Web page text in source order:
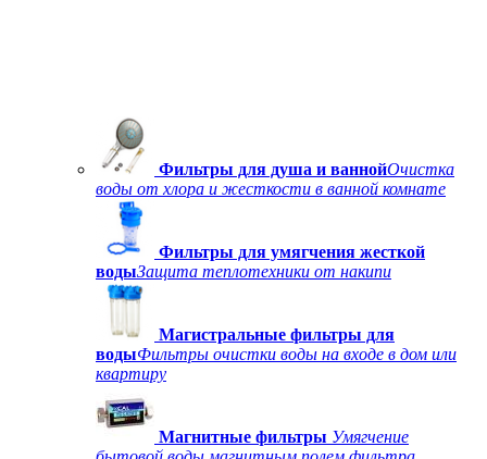
Фильтры для душа и ваннойОчистка
воды от хлора и жесткости в ванной комнате
Фильтры для умягчения жесткой
водыЗащита теплотехники от накипи
Магистральные фильтры для
водыФильтры очистки воды на входе в дом или
квартиру
Магнитные фильтры Умягчение